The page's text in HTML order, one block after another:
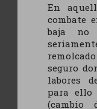
En
combate
baja no
seguro
labores
para ello
(cambio